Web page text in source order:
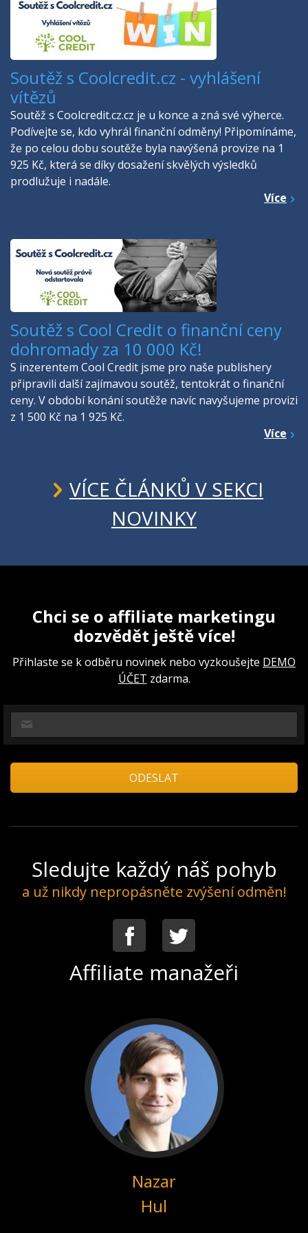
Soutěž s Coolcredit.cz - vyhlášení
vítězů
Soutěž s Coolcredit.cz.cz je u konce a zná své výherce.
Podívejte se, kdo vyhrál finanční odměny! Připomínáme,
že po celou dobu soutěže byla navýšená provize na 1
925 Kč, která se díky dosažení skvělých výsledků
prodlužuje i nadále.
Více
Soutěž s Cool Credit o finanční ceny
dohromady za 10 000 Kč!
S inzerentem Cool Credit jsme pro naše publishery
připravili další zajímavou soutěž, tentokrát o finanční
ceny. V období konání soutěže navíc navyšujeme provizi
z 1 500 Kč na 1 925 Kč.
Více
VÍCE ČLÁNKŮ V SEKCI
NOVINKY
Chci se o affiliate marketingu
dozvědět ještě více!
Přihlaste se k odběru novinek nebo vyzkoušejte DEMO
ÚČET zdarma.
Sledujte každý náš pohyb
a už nikdy nepropásněte zvýšení odměn!
Facebook
Affiliate manažeři
Nazar
Hul